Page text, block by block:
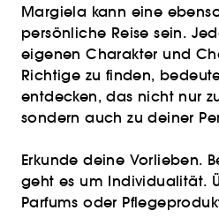
Margiela kann eine
persönliche Reise sein.
eigenen Charakter und
Richtige zu finden,
entdecken, das nicht nur
sondern auch zu deiner
Erkunde deine Vorlieben.
geht es um Individualität.
Parfums oder